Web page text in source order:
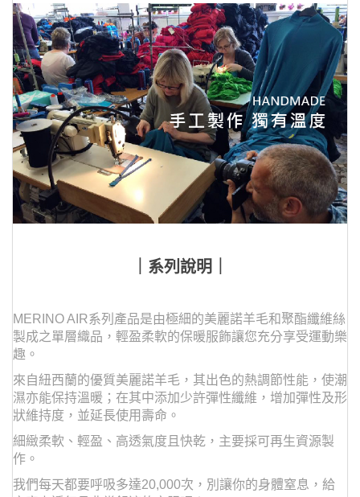
｜系列說明｜
MERINO AIR系列產品是由極細的美麗諾羊毛和聚酯纖維絲
製成之單層織品，輕盈柔軟的保暖服飾讓您充分享受運動樂
趣。
來自紐西蘭的優質美麗諾羊毛，其出色的熱調節性能，使潮
濕亦能保持溫暖；在其中添加少許彈性纖維，增加彈性及形
狀維持度，並延長使用壽命。
細緻柔軟、輕盈、高透氣度且快乾，主要採可再生資源製
作。
我們每天都要呼吸多達20,000次， 別讓你的身體窒息，給